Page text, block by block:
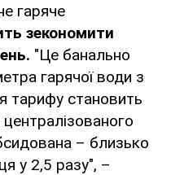
гаряче
зекономити
"Це банально
гарячої води з
тарифу становить
– близько
у 2,5 разу", –